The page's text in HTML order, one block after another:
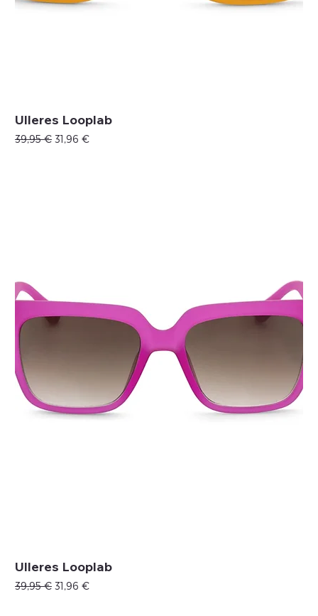
Ulleres Looplab
Precio
39,95 € Precio de oferta
31,96 €
Ulleres Looplab
Precio
39,95 € Precio de oferta
31,96 €